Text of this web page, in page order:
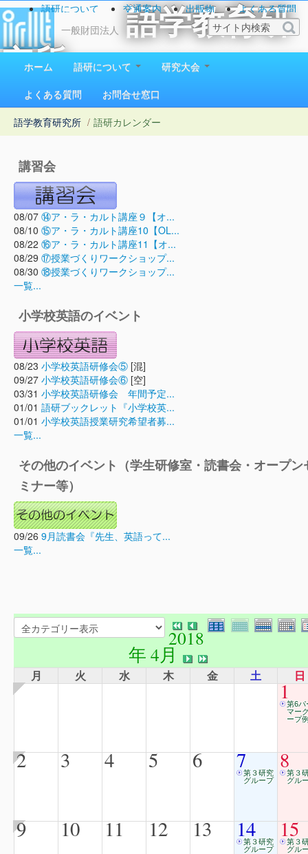
一般財団法人
語学教育研
究所
1923（大正12）年創立
語研について 交通案内 出版物
よくある質問
お問い合わせ
ホーム 語研について
研究大会
よくある質問
お問合せ窓口
語学教育研究所 / 語研カレンダー
講習会
08/07 ⑭ア・ラ・カルト講座９【オ...
08/10 ⑮ア・ラ・カルト講座10【OL...
08/22 ⑯ア・ラ・カルト講座11【オ...
08/29 ⑰授業づくりワークショップ...
08/30 ⑱授業づくりワークショップ...
一覧...
小学校英語のイベント
08/23 小学校英語研修会⑤ [混]
09/27 小学校英語研修会⑥ [空]
03/31 小学校英語研修会 年間予定...
01/01 語研ブックレット『小学校英...
01/01 小学校英語授業研究希望者募...
一覧...
その他のイベント（学生研修室・読書会・オープン
ミナー等）
09/26 9月読書会『先生、英語って...
一覧...
2018
年 4月
月 火 水 木 金 土 日
1第6パ
マー
ープ
2 3 4 5 6 7第３研究
グループ
8第３
グル
9 10 11 12 13 14
第３研究
グループ
15
第３
グル